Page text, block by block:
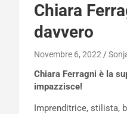
Chiara
davvero
Novembre 6, 2022
Chiara Ferragni è la
impazzisce!
Imprenditrice, stilista,